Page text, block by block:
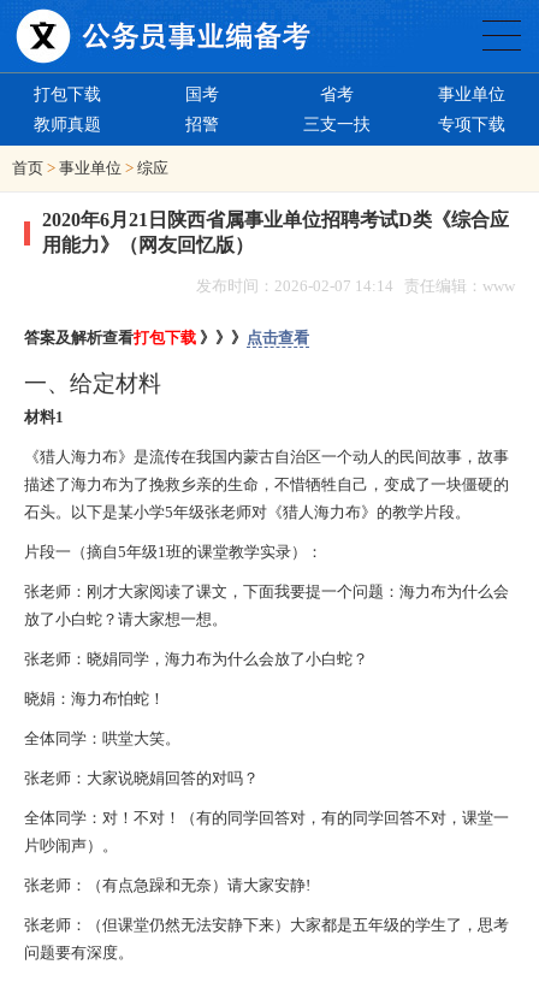
打包下载 国考 省考
事业单位
教师真题
招警 三支一扶 专项下载
首页 > 事业单位 > 综应
2020年6月21日陕西省属事业单位招聘考试D类《综合应
用能力》（网友回忆版）
发布时间：2026-02-07 14:14 责任编辑：www
答案及解析查看打包下载 》》》 点击查看
一、给定材料
材料1
《猎人海力布》是流传在我国内蒙古自治区一个动人的民间故事，故事
描述了海力布为了挽救乡亲的生命，不惜牺牲自己，变成了一块僵硬的
石头。以下是某小学5年级张老师对《猎人海力布》的教学片段。
片段一（摘自5年级1班的课堂教学实录）：
张老师：刚才大家阅读了课文，下面我要提一个问题：海力布为什么会
放了小白蛇？请大家想一想。
张老师：晓娟同学，海力布为什么会放了小白蛇？
晓娟：海力布怕蛇！
全体同学：哄堂大笑。
张老师：大家说晓娟回答的对吗？
全体同学：对！不对！（有的同学回答对，有的同学回答不对，课堂一
片吵闹声）。
张老师：（有点急躁和无奈）请大家安静!
张老师：（但课堂仍然无法安静下来）大家都是五年级的学生了，思考
问题要有深度。